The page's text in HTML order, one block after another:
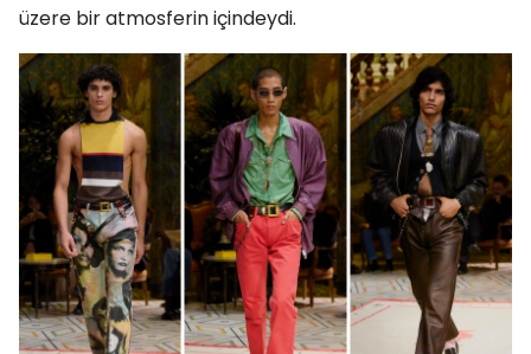
üzere bir atmosferin içindeydi.